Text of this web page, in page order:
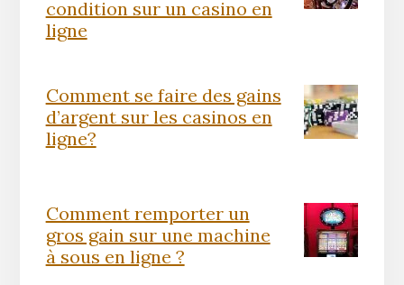
condition sur un casino en
ligne
Comment se faire des gains
d’argent sur les casinos en
ligne?
Comment remporter un
gros gain sur une machine
à sous en ligne ?